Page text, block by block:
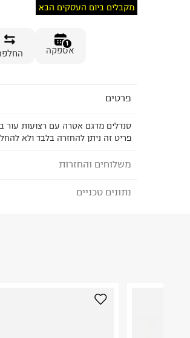
מקבלים ביום העסקים הבא
1
אספקה
פרטים
סנדלים מדגם אטרה עם רצועות עור
פריט זה ניתן להחזרה בלבד ולא
משלוחים והחזרות
לבחירת בשיטת המשלוח
לפני החזרת החבילה, חשוב
נתונים טכניים